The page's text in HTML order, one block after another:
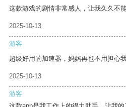
这款游戏的剧情非常感人，让我久久不能
2025-10-13
游客
超级好用的加速器，妈妈再也不用担心
2025-10-13
游客